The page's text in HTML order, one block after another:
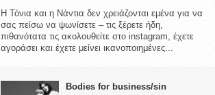
Η Τόνια και η Νάντια δεν χρειάζονται εμένα για να
σας πείσω να ψωνίσετε – τις ξέρετε ήδη,
πιθανότατα τις ακολουθείτε στο instagram, έχετε
αγοράσει και έχετε μείνει ικανοποιημένες...
Bodies for business/sin